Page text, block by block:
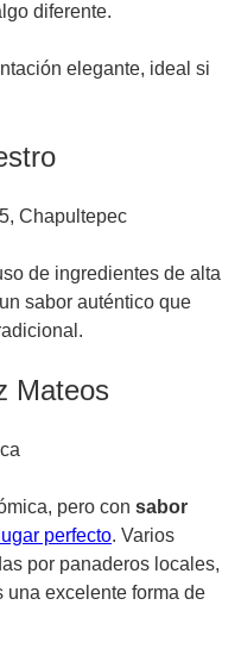
diferente.
elegante, ideal si
Chapultepec
de ingredientes de alta
sabor auténtico que
Mateos
pero con sabor
perfecto. Varios
por panaderos locales,
una excelente forma de